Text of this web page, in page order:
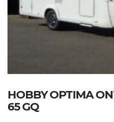
HOBBY OPTIMA
65 GQ